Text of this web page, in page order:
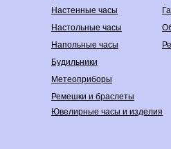
Настенные часы
Настольные часы
Напольные часы
Будильники
Метеоприборы
Ремешки и браслеты
Ювелирные часы и изделия